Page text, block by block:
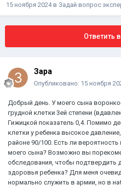
15 ноября 2024в Задай вопрос
Ответить
Зара
Опубликовано: 15 ноября
Добрый день. У моего сына
грудной клетки 3ей степени
Гижицкой показатель 0,4. Помимо
клетки у ребенка высокое
районе 90/100. Есть ли
моего сына? Возможно вы
обследования, чтобы подтвердить
здоровья ребенка? Для меня
нормально служить в армии, но в